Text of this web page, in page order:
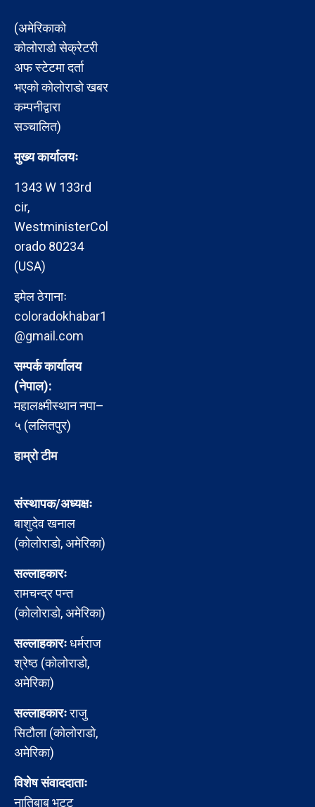
(अमेरिकाको
कोलोराडो सेक्रेटरी
अफ स्टेटमा दर्ता
भएको कोलोराडो खबर
कम्पनीद्वारा
सञ्चालित)
मुख्य कार्यालयः
1343 W 133rd
cir,
WestministerCol
orado 80234
(USA)
इमेल ठेगानाः
coloradokhabar1
@gmail.com
सम्पर्क कार्यालय
(नेपाल):
महालक्ष्मीस्थान नपा–
५ (ललितपुर)
हाम्रो टीम
संस्थापक/अध्यक्षः
बाशुदेव खनाल
(कोलोराडो, अमेरिका)
सल्लाहकारः
रामचन्द्र पन्त
(कोलोराडो, अमेरिका)
सल्लाहकारःधर्मराज
श्रेष्ठ (कोलोराडो,
अमेरिका)
सल्लाहकारःराजु
सिटौला (कोलोराडो,
अमेरिका)
विशेष संवाददाताः
नातिबाबु भट्ट